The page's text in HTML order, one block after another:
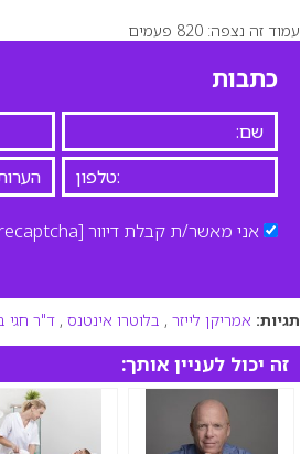
עמוד זה נצפה: 820 פעמים
כתבות
אני מאשר/ת קבלת דיוור [recaptcha]
תגיות: אמריקן לייזר , בלוטרו אינטנס , ד"ר חגי
זה יכול לעניין אותך: